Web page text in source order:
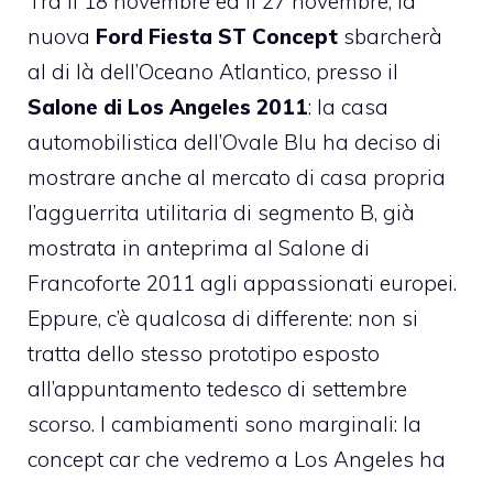
nuova Ford Fiesta ST Concept sbarcherà
al di là dell’Oceano Atlantico, presso il
Salone di Los Angeles 2011: la casa
automobilistica dell’Ovale Blu ha deciso di
mostrare anche al mercato di casa propria
l’agguerrita utilitaria di segmento B, già
mostrata in anteprima al Salone di
Francoforte 2011 agli appassionati europei.
Eppure, c’è qualcosa di differente: non si
tratta dello stesso prototipo esposto
all’appuntamento tedesco di settembre
scorso. I cambiamenti sono marginali: la
concept car che vedremo a Los Angeles ha